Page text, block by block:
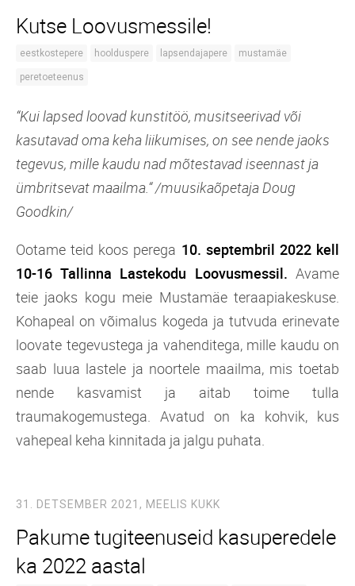
Kutse Loovusmessile!
eestkostepere hoolduspere lapsendajapere mustamäe
peretoeteenus
“Kui lapsed loovad kunstitöö, musitseerivad või
kasutavad oma keha liikumises, on see nende jaoks
tegevus, mille kaudu nad mõtestavad iseennast ja
ümbritsevat maailma.“ /muusikaõpetaja Doug
Goodkin/
Ootame teid koos perega 10. septembril 2022 kell
10-16 Tallinna Lastekodu Loovusmessil. Avame
teie jaoks kogu meie Mustamäe teraapiakeskuse.
Kohapeal on võimalus kogeda ja tutvuda erinevate
loovate tegevustega ja vahenditega, mille kaudu on
saab luua lastele ja noortele maailma, mis toetab
nende kasvamist ja aitab toime tulla
traumakogemustega. Avatud on ka kohvik, kus
vahepeal keha kinnitada ja jalgu puhata.
31. DETSEMBER 2021, MEELIS KUKK
Pakume tugiteenuseid kasuperedele
ka 2022 aastal